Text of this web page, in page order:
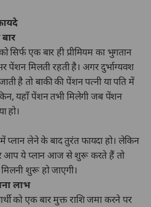
एक बार ही प्रीमियम का भुगतान
मिलती रहती है। अगर दुर्भाग्यवश
है तो बाकी की पेंशन पत्नी या पति में
यहाँ पेंशन तभी मिलेगी जब पेंशन
हो।
लेने के बाद तुरंत फायदा हो। लेकिन
आप ये प्लान आज से शुरू करते हैं तो
शुरू हो जाएगी।
लाभ
को एक बार मुक्त राशि जमा करने पर